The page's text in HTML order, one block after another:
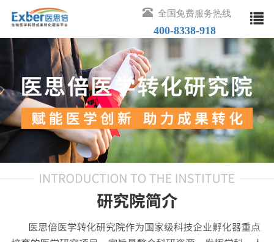
全国免费服务热线
400-8338-918
热门搜索